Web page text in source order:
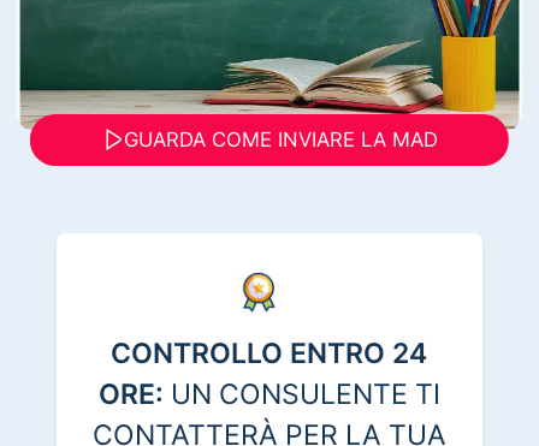
GUARDA COME INVIARE LA MAD
CONTROLLO ENTRO 24
ORE: UN CONSULENTE TI
CONTATTERÀ PER LA TUA